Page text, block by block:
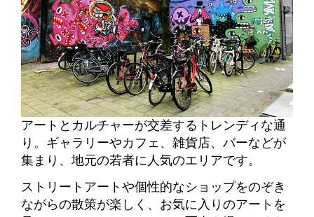
アートとカルチャーが交差するトレンディな通
り。 ギャラリーやカフェ、雑貨店、バーなどが
集まり、地元の若者に人気のエリアです。
ストリートアートや個性的なショップをのぞき
ながらの散策が楽しく、お気に入りのアートを